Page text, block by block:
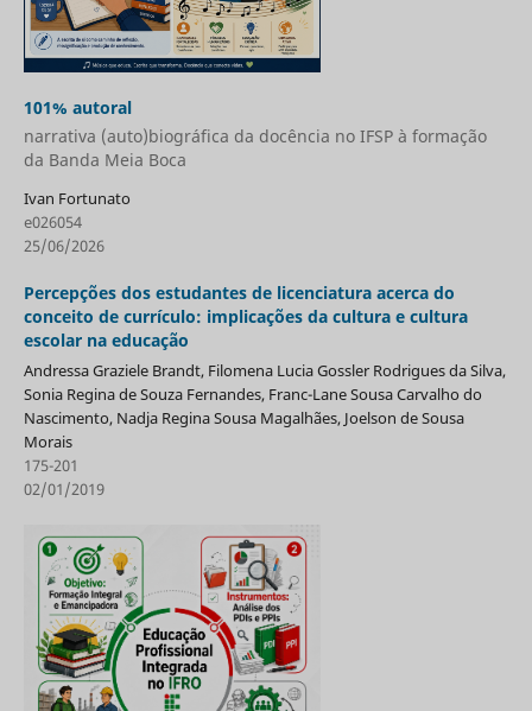
101% autoral
narrativa (auto)biográfica da docência no IFSP à formação
da Banda Meia Boca
Ivan Fortunato
e026054
25/06/2026
Percepções dos estudantes de licenciatura acerca do
conceito de currículo: implicações da cultura e cultura
escolar na educação
Andressa Graziele Brandt, Filomena Lucia Gossler Rodrigues da Silva,
Sonia Regina de Souza Fernandes, Franc-Lane Sousa Carvalho do
Nascimento, Nadja Regina Sousa Magalhães, Joelson de Sousa
Morais
175-201
02/01/2019